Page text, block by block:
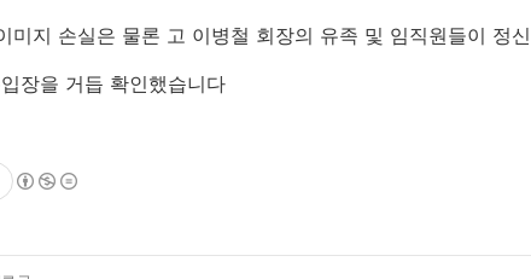
미지 손실은 물론 고 이병철 회장의 유족 및 임직원들이 정
장을 거듭 확인했습니다